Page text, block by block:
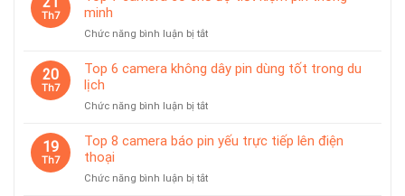
thời
Được
Chuộng
Đà
Chọn
Hiệu
Th7
minh
Chức năng bình luận bị tắtở
camera
chế
tiết
20
Th7
Top 6 camera không dây pin dùng tốt trong du
lịch
Chức năng bình luận bị tắtở
6
camera
dây
19
Th7
Top 8 camera báo pin yếu trực tiếp lên điện
thoại
Chức năng bình luận bị tắtở